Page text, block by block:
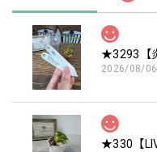
2026/08/06